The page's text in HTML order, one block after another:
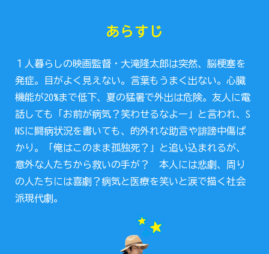
あらすじ
１人暮らしの映画監督・大滝隆太郎は突然、脳梗塞を
発症。目がよく見えない。言葉もうまく出ない。心臓
機能が20%まで低下、夏の猛暑で外出は危険。友人に電
話しても「お前が病気？笑わせるなよー」と言われ、S
NSに闘病状況を書いても、的外れな助言や誹謗中傷ば
かり。「俺はこのまま孤独死？」と追い込まれるが、
意外な人たちから救いの手が？ 本人には悲劇、周り
の人たちには喜劇？病気と医療を笑いと涙で描く社会
派現代劇。